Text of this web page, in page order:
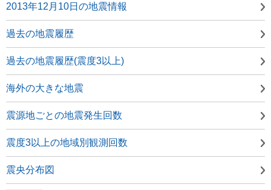
2013年12月10日の地震情報
過去の地震履歴
過去の地震履歴(震度3以上)
海外の大きな地震
震源地ごとの地震発生回数
震度3以上の地域別観測回数
震央分布図